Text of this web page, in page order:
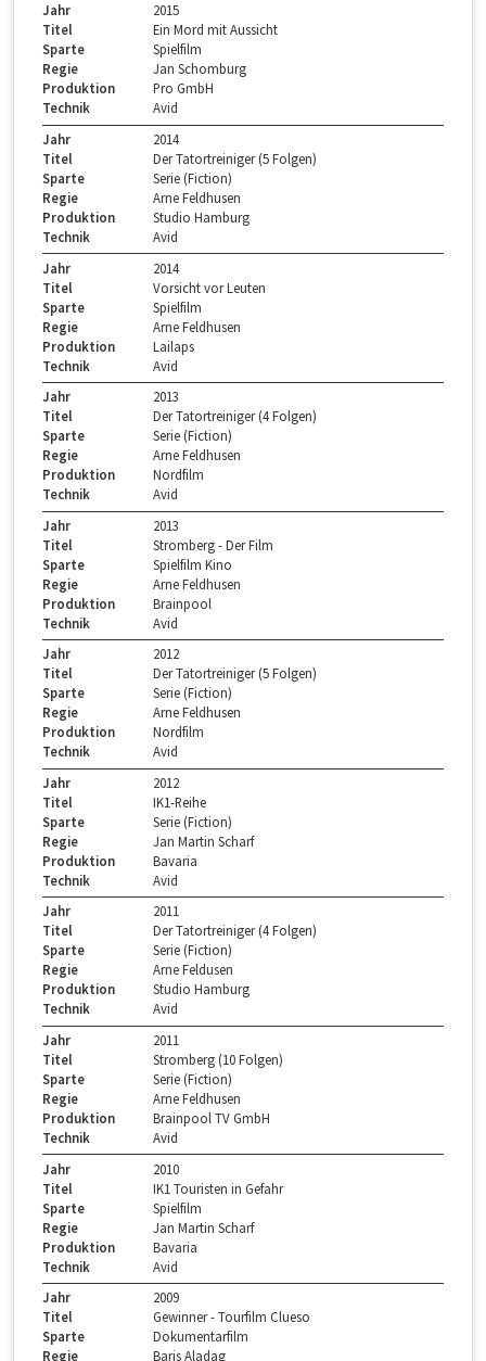
Jahr
2015
Titel
Ein Mord mit Aussicht
Sparte
Spielfilm
Regie
Jan Schomburg
Produktion
Pro GmbH
Technik
Avid
Jahr
2014
Titel
Der Tatortreiniger (5 Folgen)
Sparte
Serie (Fiction)
Regie
Arne Feldhusen
Produktion
Studio Hamburg
Technik
Avid
Jahr
2014
Titel
Vorsicht vor Leuten
Sparte
Spielfilm
Regie
Arne Feldhusen
Produktion
Lailaps
Technik
Avid
Jahr
2013
Titel
Der Tatortreiniger (4 Folgen)
Sparte
Serie (Fiction)
Regie
Arne Feldhusen
Produktion
Nordfilm
Technik
Avid
Jahr
2013
Titel
Stromberg - Der Film
Sparte
Spielfilm Kino
Regie
Arne Feldhusen
Produktion
Brainpool
Technik
Avid
Jahr
2012
Titel
Der Tatortreiniger (5 Folgen)
Sparte
Serie (Fiction)
Regie
Arne Feldhusen
Produktion
Nordfilm
Technik
Avid
Jahr
2012
Titel
IK1-Reihe
Sparte
Serie (Fiction)
Regie
Jan Martin Scharf
Produktion
Bavaria
Technik
Avid
Jahr
2011
Titel
Der Tatortreiniger (4 Folgen)
Sparte
Serie (Fiction)
Regie
Arne Feldusen
Produktion
Studio Hamburg
Technik
Avid
Jahr
2011
Titel
Stromberg (10 Folgen)
Sparte
Serie (Fiction)
Regie
Arne Feldhusen
Produktion
Brainpool TV GmbH
Technik
Avid
Jahr
2010
Titel
IK1 Touristen in Gefahr
Sparte
Spielfilm
Regie
Jan Martin Scharf
Produktion
Bavaria
Technik
Avid
Jahr
2009
Titel
Gewinner - Tourfilm Clueso
Sparte
Dokumentarfilm
Regie
Baris Aladag